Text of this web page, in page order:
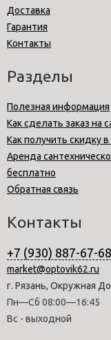
Доставка
Гарантия
Контакты
Разделы
Полезная информация
Как сделать заказ на
Как получить скидку
Аренда
бесплатно
Обратная связь
Контакты
+7 (930) 887-67-68
market@optovik62.ru
г. Рязань, Окружная
Пн—Сб 08:00—16:45
Вс - выходной